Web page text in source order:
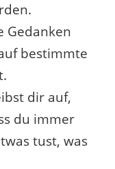
Gedanken
bestimmte
dir auf,
du immer
tust, was